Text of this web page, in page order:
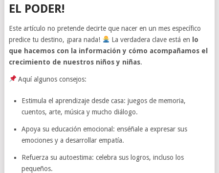
EL PODER!
Este artículo no pretende decirte que nacer en un mes específico
predice tu destino, ¡para nada!
La verdadera clave está en
lo
que hacemos con la información y cómo acompañamos el
crecimiento de nuestros niños y niñas.
Aquí algunos consejos:
Estimula el aprendizaje desde casa: juegos de memoria,
cuentos, arte, música y mucho diálogo.
Apoya su educación emocional: enséñale a expresar sus
emociones y a desarrollar empatía.
Refuerza su autoestima: celebra sus logros, incluso los
pequeños.